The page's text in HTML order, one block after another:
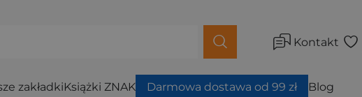
Kontakt
zakładkiKsiążki ZNAK Darmowa dostawa od 99 zł Blog